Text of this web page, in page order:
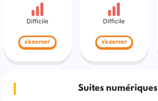
Difficile
s'exercer
Difficile
s'exercer
Suites numériques